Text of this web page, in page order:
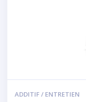
ADDITIF / ENTRETIEN